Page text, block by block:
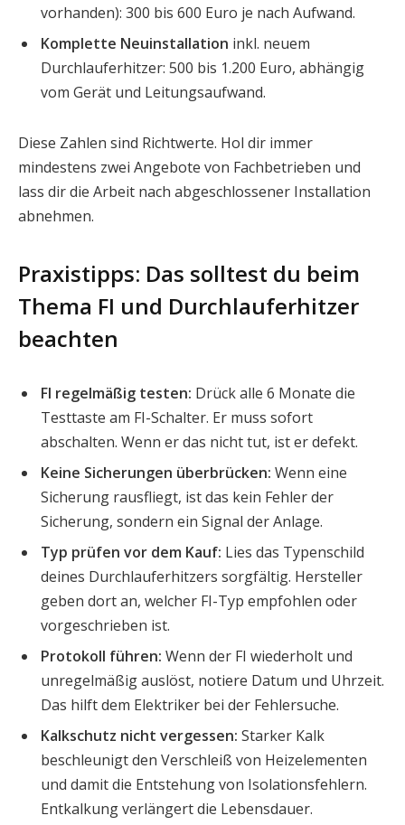
vorhanden): 300 bis 600 Euro je nach Aufwand.
Komplette Neuinstallation inkl. neuem
Durchlauferhitzer: 500 bis 1.200 Euro, abhängig
vom Gerät und Leitungsaufwand.
Diese Zahlen sind Richtwerte. Hol dir immer
mindestens zwei Angebote von Fachbetrieben und
lass dir die Arbeit nach abgeschlossener Installation
abnehmen.
Praxistipps: Das solltest du beim
Thema FI und Durchlauferhitzer
beachten
FI regelmäßig testen: Drück alle 6 Monate die
Testtaste am FI-Schalter. Er muss sofort
abschalten. Wenn er das nicht tut, ist er defekt.
Keine Sicherungen überbrücken: Wenn eine
Sicherung rausfliegt, ist das kein Fehler der
Sicherung, sondern ein Signal der Anlage.
Typ prüfen vor dem Kauf: Lies das Typenschild
deines Durchlauferhitzers sorgfältig. Hersteller
geben dort an, welcher FI-Typ empfohlen oder
vorgeschrieben ist.
Protokoll führen: Wenn der FI wiederholt und
unregelmäßig auslöst, notiere Datum und Uhrzeit.
Das hilft dem Elektriker bei der Fehlersuche.
Kalkschutz nicht vergessen: Starker Kalk
beschleunigt den Verschleiß von Heizelementen
und damit die Entstehung von Isolationsfehlern.
Entkalkung verlängert die Lebensdauer.